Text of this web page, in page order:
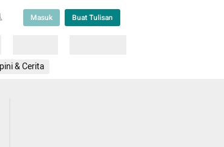
Masuk Buat Tulisan
& Cerita